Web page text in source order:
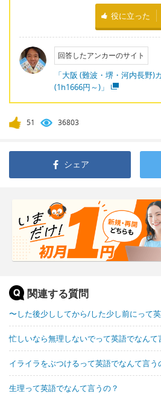
役に立った
回答したアンカーのサイト
「大阪 (難波・堺・河内長野)
(1h1666円～)」
51 36803
シェア
関連する質問
〜した後少ししてから/した少し前にって
忙しいなら無理しないでって英語でなんて
イライラをぶつけるって英語でなんて言う
生理って英語でなんて言うの？